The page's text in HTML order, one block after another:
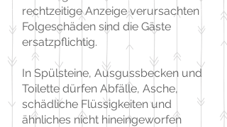
rechtzeitige Anzeige verursachten
Folgeschäden sind die Gäste
ersatzpflichtig.
In Spülsteine, Ausgussbecken und
Toilette dürfen Abfälle, Asche,
schädliche Flüssigkeiten und
ähnliches nicht hineingeworfen